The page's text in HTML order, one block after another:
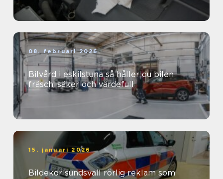
08. februari 2026
Bilvård i eskilstuna så håller du bilen
fräsch, säker och värdefull
15. januari 2026
Bildekor sundsvall rörlig reklam som